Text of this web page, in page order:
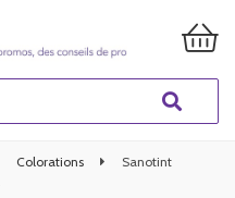
Colorations
Sanotint